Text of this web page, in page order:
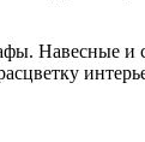
Навесные